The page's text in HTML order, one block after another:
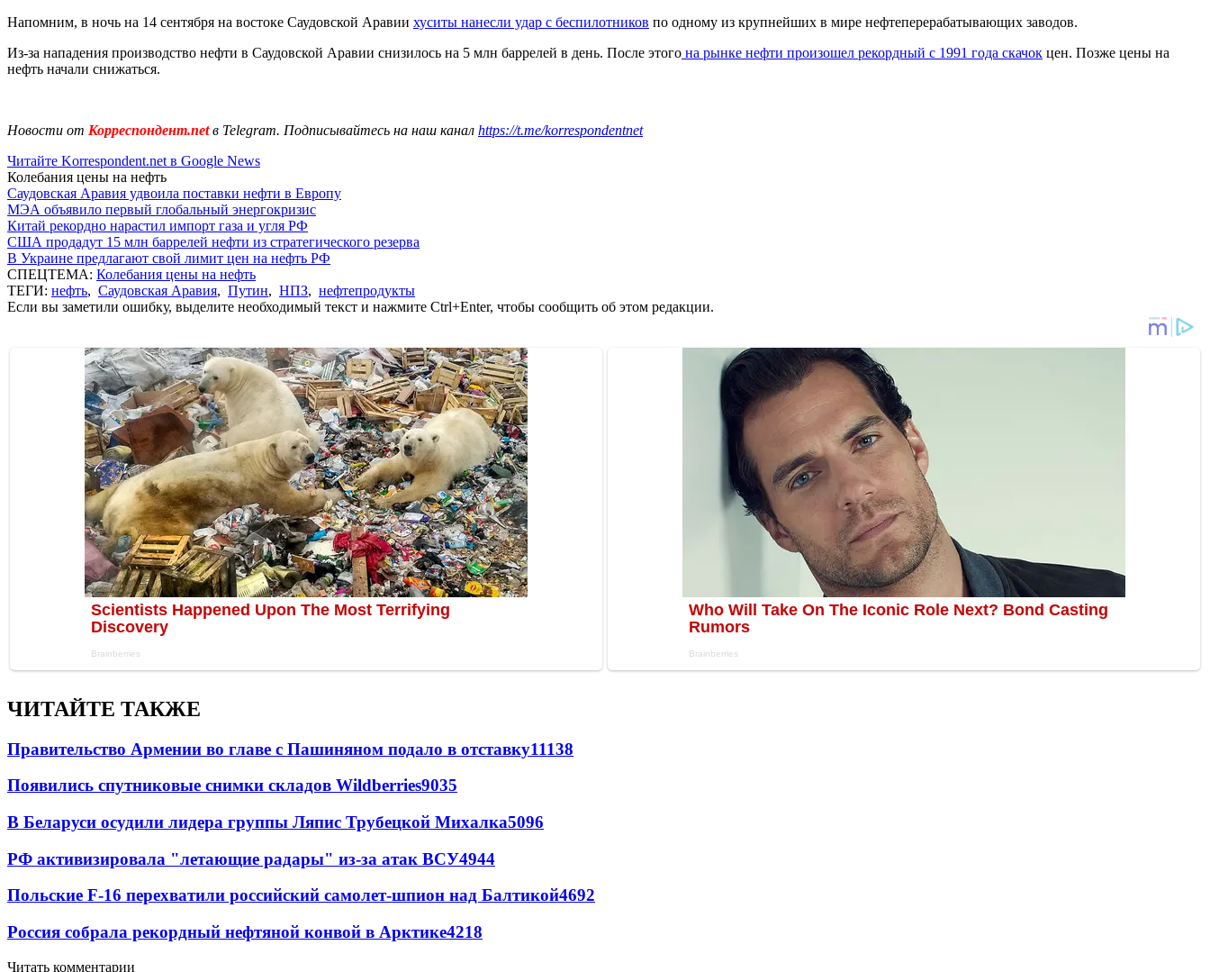
Напомним, в ночь на 14 сентября на востоке Саудовской Аравии хуситы нанесли удар с беспилотников по одному из крупнейших в мире нефтеперерабатывающих заводов.
Из-за нападения производство нефти в Саудовской Аравии снизилось на 5 млн баррелей в день. После этого на рынке нефти произошел рекордный с 1991 года скачок цен. Позже цены на
нефть начали снижаться.
Новости от Корреспондент.netв Telegram. Подписывайтесь на наш канал https://t.me/korrespondentnet
Читайте Korrespondent.net в Google News
Колебания цены на нефть
Саудовская Аравия удвоила поставки нефти в Европу
МЭА объявило первый глобальный энергокризис
Китай рекордно нарастил импорт газа и угля РФ
США продадут 15 млн баррелей нефти из стратегического резерва
В Украине предлагают свой лимит цен на нефть РФ
СПЕЦТЕМА: Колебания цены на нефть
ТЕГИ: нефть, Саудовская Аравия, Путин, НПЗ, нефтепродукты
Если вы заметили ошибку, выделите необходимый текст и нажмите Ctrl+Enter, чтобы сообщить об этом редакции.
ЧИТАЙТЕ ТАКЖЕ
Правительство Армении во главе с Пашиняном подало в отставку11138
Появились спутниковые снимки складов Wildberries9035
В Беларуси осудили лидера группы Ляпис Трубецкой Михалка5096
РФ активизировала "летающие радары" из-за атак ВСУ4944
Польские F-16 перехватили российский самолет-шпион над Балтикой4692
Россия собрала рекордный нефтяной конвой в Арктике4218
Читать комментарии